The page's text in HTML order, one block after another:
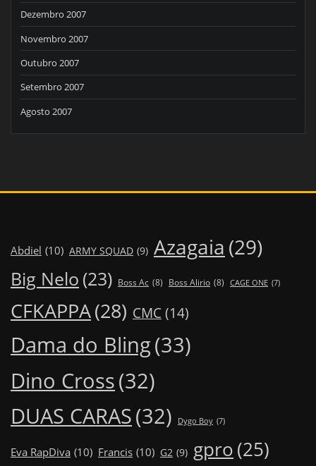
Dezembro 2007
Novembro 2007
Outubro 2007
Setembro 2007
Agosto 2007
Abdiel (10) ARMY SQUAD (9) Azagaia (29)
Big Nelo (23) Boss Ac (8) Boss Alirio (8) CAGE ONE (7)
CFKAPPA(28) CMC (14)
Dama do Bling(33)
Dino Cross(32)
DUAS CARAS(32) Dygo Boy (7)
Eva RapDiva (10) Francis (10) G2 (9) gpro(25)